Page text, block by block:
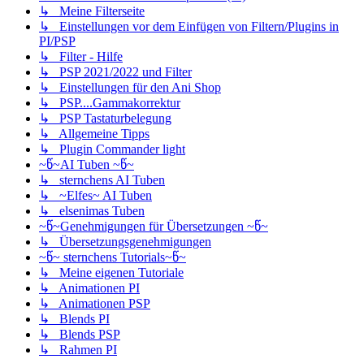
↳ Meine Filterseite
↳ Einstellungen vor dem Einfügen von Filtern/Plugins in
PI/PSP
↳ Filter - Hilfe
↳ PSP 2021/2022 und Filter
↳ Einstellungen für den Ani Shop
↳ PSP....Gammakorrektur
↳ PSP Tastaturbelegung
↳ Allgemeine Tipps
↳ Plugin Commander light
~წ~AI Tuben ~წ~
↳ sternchens AI Tuben
↳ ~Elfes~ AI Tuben
↳ elsenimas Tuben
~წ~Genehmigungen für Übersetzungen ~წ~
↳ Übersetzungsgenehmigungen
~წ~ sternchens Tutorials~წ~
↳ Meine eigenen Tutoriale
↳ Animationen PI
↳ Animationen PSP
↳ Blends PI
↳ Blends PSP
↳ Rahmen PI